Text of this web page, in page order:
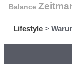
Balance
Lifestyle >